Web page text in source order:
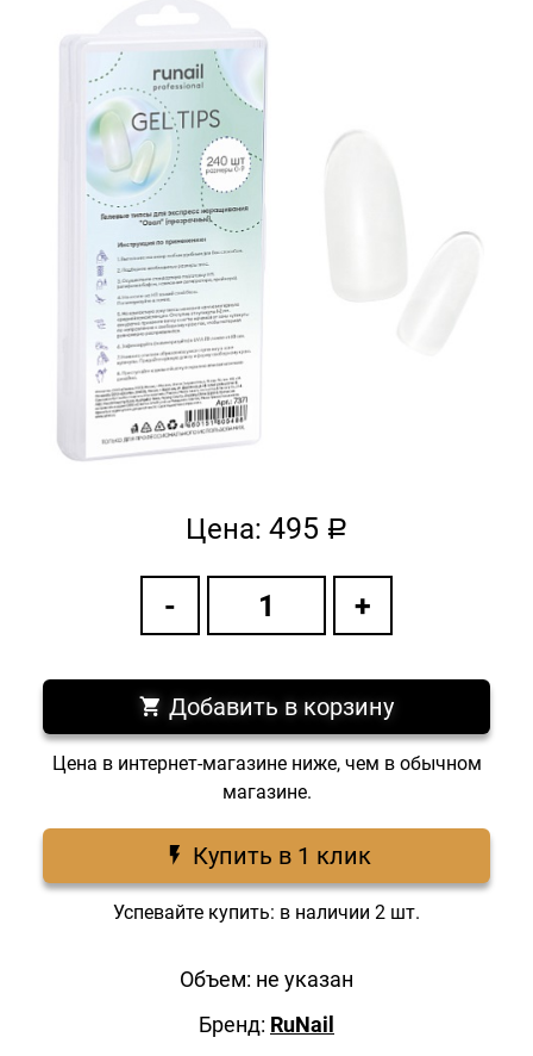
Цена: 495 a
Добавить в корзину
Цена в интернет-магазине ниже, чем в обычном
магазине.
Купить в 1 клик
Успевайте купить: в наличии 2 шт.
Объем: не указан
Бренд: RuNail